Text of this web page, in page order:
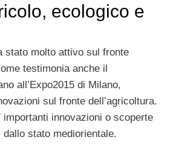
ecologico e
stato molto attivo sul fronte
testimonia anche il
all’Expo2015 di Milano,
sul fronte dell’agricoltura.
innovazioni o scoperte
stato mediorientale.